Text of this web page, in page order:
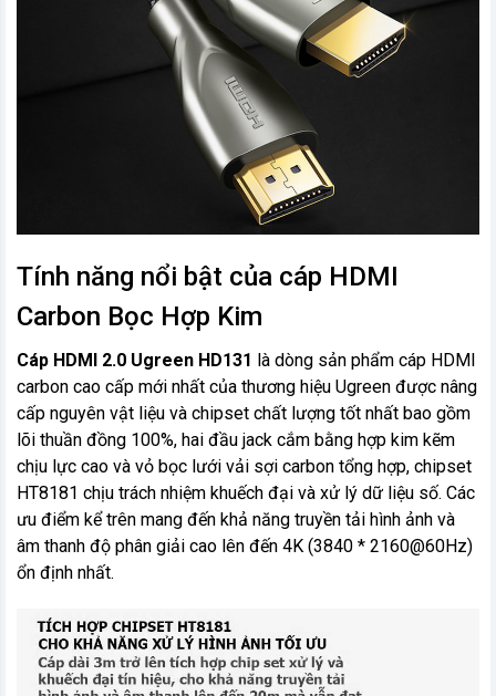
Tính năng nổi bật của cáp HDMI
Carbon Bọc Hợp Kim
​Cáp HDMI 2.0 Ugreen HD131 là dòng sản phẩm cáp HDMI
carbon cao cấp mới nhất của thương hiệu Ugreen được nâng
cấp nguyên vật liệu và chipset chất lượng tốt nhất bao gồm
lõi thuần đồng 100%, hai đầu jack cắm bằng hợp kim kẽm
chịu lực cao và vỏ bọc lưới vải sợi carbon tổng hợp, chipset
HT8181 chịu trách nhiệm khuếch đại và xử lý dữ liệu số. Các
ưu điểm kể trên mang đến khả năng truyền tải hình ảnh và
âm thanh độ phân giải cao lên đến 4K (3840 * 2160@60Hz)
ổn định nhất.